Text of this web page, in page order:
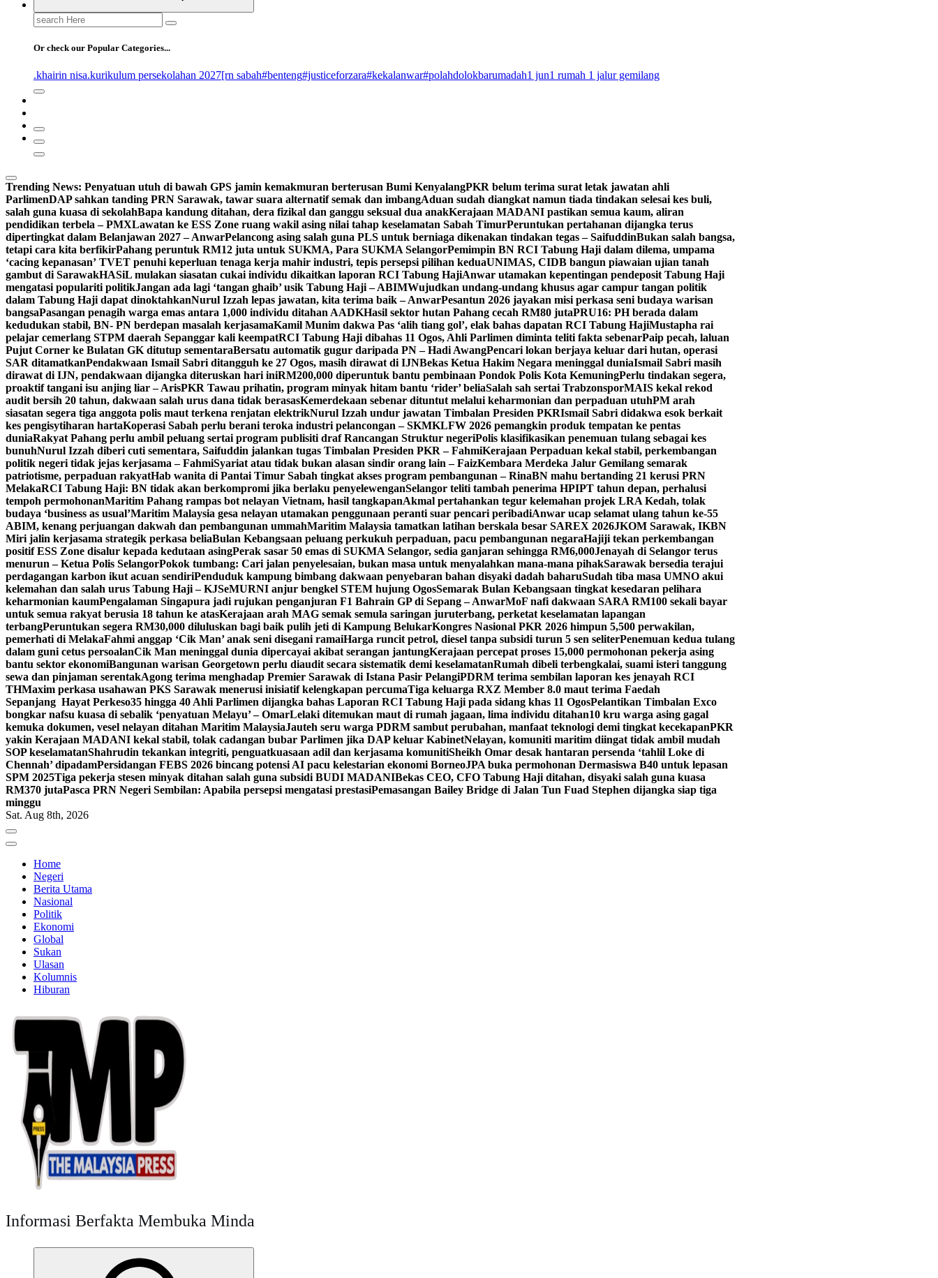
Search
for:
Or check our Popular Categories...
.khairin nisa.kurikulum persekolahan 2027[rn sabah#benteng#justiceforzara#kekalanwar#polahdolokbarumadah1 jun1 rumah 1 jalur gemilang
Trending News: Penyatuan utuh di bawah GPS jamin kemakmuran berterusan Bumi KenyalangPKR belum terima surat letak jawatan ahli
ParlimenDAP sahkan tanding PRN Sarawak, tawar suara alternatif semak dan imbangAduan sudah diangkat namun tiada tindakan selesai kes buli,
salah guna kuasa di sekolahBapa kandung ditahan, dera fizikal dan ganggu seksual dua anakKerajaan MADANI pastikan semua kaum, aliran
pendidikan terbela – PMXLawatan ke ESS Zone ruang wakil asing nilai tahap keselamatan Sabah TimurPeruntukan pertahanan dijangka terus
dipertingkat dalam Belanjawan 2027 – AnwarPelancong asing salah guna PLS untuk berniaga dikenakan tindakan tegas – SaifuddinBukan salah bangsa,
tetapi cara kita berfikirPahang peruntuk RM12 juta untuk SUKMA, Para SUKMA SelangorPemimpin BN RCI Tabung Haji dalam dilema, umpama
‘cacing kepanasan’ TVET penuhi keperluan tenaga kerja mahir industri, tepis persepsi pilihan keduaUNIMAS, CIDB bangun piawaian ujian tanah
gambut di SarawakHASiL mulakan siasatan cukai individu dikaitkan laporan RCI Tabung HajiAnwar utamakan kepentingan pendeposit Tabung Haji
mengatasi populariti politikJangan ada lagi ‘tangan ghaib’ usik Tabung Haji – ABIMWujudkan undang-undang khusus agar campur tangan politik
dalam Tabung Haji dapat dinoktahkanNurul Izzah lepas jawatan, kita terima baik – AnwarPesantun 2026 jayakan misi perkasa seni budaya warisan
bangsaPasangan penagih warga emas antara 1,000 individu ditahan AADKHasil sektor hutan Pahang cecah RM80 jutaPRU16: PH berada dalam
kedudukan stabil, BN- PN berdepan masalah kerjasamaKamil Munim dakwa Pas ‘alih tiang gol’, elak bahas dapatan RCI Tabung HajiMustapha rai
pelajar cemerlang STPM daerah Sepanggar kali keempatRCI Tabung Haji dibahas 11 Ogos, Ahli Parlimen diminta teliti fakta sebenarPaip pecah, laluan
Pujut Corner ke Bulatan GK ditutup sementaraBersatu automatik gugur daripada PN – Hadi AwangPencari lokan berjaya keluar dari hutan, operasi
SAR ditamatkanPendakwaan Ismail Sabri ditangguh ke 27 Ogos, masih dirawat di IJNBekas Ketua Hakim Negara meninggal duniaIsmail Sabri masih
dirawat di IJN, pendakwaan dijangka diteruskan hari iniRM200,000 diperuntuk bantu pembinaan Pondok Polis Kota KemuningPerlu tindakan segera,
proaktif tangani isu anjing liar – ArisPKR Tawau prihatin, program minyak hitam bantu ‘rider’ beliaSalah sah sertai TrabzonsporMAIS kekal rekod
audit bersih 20 tahun, dakwaan salah urus dana tidak berasasKemerdekaan sebenar dituntut melalui keharmonian dan perpaduan utuhPM arah
siasatan segera tiga anggota polis maut terkena renjatan elektrikNurul Izzah undur jawatan Timbalan Presiden PKRIsmail Sabri didakwa esok berkait
kes pengisytiharan hartaKoperasi Sabah perlu berani teroka industri pelancongan – SKMKLFW 2026 pemangkin produk tempatan ke pentas
duniaRakyat Pahang perlu ambil peluang sertai program publisiti draf Rancangan Struktur negeriPolis klasifikasikan penemuan tulang sebagai kes
bunuhNurul Izzah diberi cuti sementara, Saifuddin jalankan tugas Timbalan Presiden PKR – FahmiKerajaan Perpaduan kekal stabil, perkembangan
politik negeri tidak jejas kerjasama – FahmiSyariat atau tidak bukan alasan sindir orang lain – FaizKembara Merdeka Jalur Gemilang semarak
patriotisme, perpaduan rakyatHab wanita di Pantai Timur Sabah tingkat akses program pembangunan – RinaBN mahu bertanding 21 kerusi PRN
MelakaRCI Tabung Haji: BN tidak akan berkompromi jika berlaku penyelewenganSelangor teliti tambah penerima HPIPT tahun depan, perhalusi
tempoh permohonanMaritim Pahang rampas bot nelayan Vietnam, hasil tangkapanAkmal pertahankan tegur kelemahan projek LRA Kedah, tolak
budaya ‘business as usual’Maritim Malaysia gesa nelayan utamakan penggunaan peranti suar pencari peribadiAnwar ucap selamat ulang tahun ke-55
ABIM, kenang perjuangan dakwah dan pembangunan ummahMaritim Malaysia tamatkan latihan berskala besar SAREX 2026JKOM Sarawak, IKBN
Miri jalin kerjasama strategik perkasa beliaBulan Kebangsaan peluang perkukuh perpaduan, pacu pembangunan negaraHajiji tekan perkembangan
positif ESS Zone disalur kepada kedutaan asingPerak sasar 50 emas di SUKMA Selangor, sedia ganjaran sehingga RM6,000Jenayah di Selangor terus
menurun – Ketua Polis SelangorPokok tumbang: Cari jalan penyelesaian, bukan masa untuk menyalahkan mana-mana pihakSarawak bersedia terajui
perdagangan karbon ikut acuan sendiriPenduduk kampung bimbang dakwaan penyebaran bahan disyaki dadah baharuSudah tiba masa UMNO akui
kelemahan dan salah urus Tabung Haji – KJSeMURNI anjur bengkel STEM hujung OgosSemarak Bulan Kebangsaan tingkat kesedaran pelihara
keharmonian kaumPengalaman Singapura jadi rujukan penganjuran F1 Bahrain GP di Sepang – AnwarMoF nafi dakwaan SARA RM100 sekali bayar
untuk semua rakyat berusia 18 tahun ke atasKerajaan arah MAG semak semula saringan juruterbang, perketat keselamatan lapangan
terbangPeruntukan segera RM30,000 diluluskan bagi baik pulih jeti di Kampung BelukarKongres Nasional PKR 2026 himpun 5,500 perwakilan,
pemerhati di MelakaFahmi anggap ‘Cik Man’ anak seni disegani ramaiHarga runcit petrol, diesel tanpa subsidi turun 5 sen seliterPenemuan kedua tulang
dalam guni cetus persoalanCik Man meninggal dunia dipercayai akibat serangan jantungKerajaan percepat proses 15,000 permohonan pekerja asing
bantu sektor ekonomiBangunan warisan Georgetown perlu diaudit secara sistematik demi keselamatanRumah dibeli terbengkalai, suami isteri tanggung
sewa dan pinjaman serentakAgong terima menghadap Premier Sarawak di Istana Pasir PelangiPDRM terima sembilan laporan kes jenayah RCI
THMaxim perkasa usahawan PKS Sarawak menerusi inisiatif kelengkapan percumaTiga keluarga RXZ Member 8.0 maut terima Faedah
Sepanjang Hayat Perkeso35 hingga 40 Ahli Parlimen dijangka bahas Laporan RCI Tabung Haji pada sidang khas 11 OgosPelantikan Timbalan Exco
bongkar nafsu kuasa di sebalik ‘penyatuan Melayu’ – OmarLelaki ditemukan maut di rumah jagaan, lima individu ditahan10 kru warga asing gagal
kemuka dokumen, vesel nelayan ditahan Maritim MalaysiaJauteh seru warga PDRM sambut perubahan, manfaat teknologi demi tingkat kecekapanPKR
yakin Kerajaan MADANI kekal stabil, tolak cadangan bubar Parlimen jika DAP keluar KabinetNelayan, komuniti maritim diingat tidak ambil mudah
SOP keselamatanShahrudin tekankan integriti, penguatkuasaan adil dan kerjasama komunitiSheikh Omar desak hantaran persenda ‘tahlil Loke di
Chennah’ dipadamPersidangan FEBS 2026 bincang potensi AI pacu kelestarian ekonomi BorneoJPA buka permohonan Dermasiswa B40 untuk lepasan
SPM 2025Tiga pekerja stesen minyak ditahan salah guna subsidi BUDI MADANIBekas CEO, CFO Tabung Haji ditahan, disyaki salah guna kuasa
RM370 jutaPasca PRN Negeri Sembilan: Apabila persepsi mengatasi prestasiPemasangan Bailey Bridge di Jalan Tun Fuad Stephen dijangka siap tiga
minggu
Sat. Aug 8th, 2026
Home
Negeri
Berita Utama
Nasional
Politik
Ekonomi
Global
Sukan
Ulasan
Kolumnis
Hiburan
Informasi Berfakta Membuka Minda